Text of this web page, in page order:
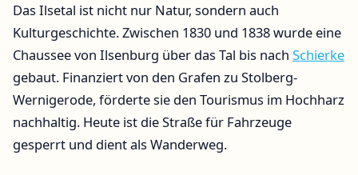
Das Ilsetal ist nicht nur Natur, sondern auch
Kulturgeschichte. Zwischen 1830 und 1838 wurde eine
Chaussee von Ilsenburg über das Tal bis nach Schierke
gebaut. Finanziert von den Grafen zu Stolberg-
Wernigerode, förderte sie den Tourismus im Hochharz
nachhaltig. Heute ist die Straße für Fahrzeuge
gesperrt und dient als Wanderweg.